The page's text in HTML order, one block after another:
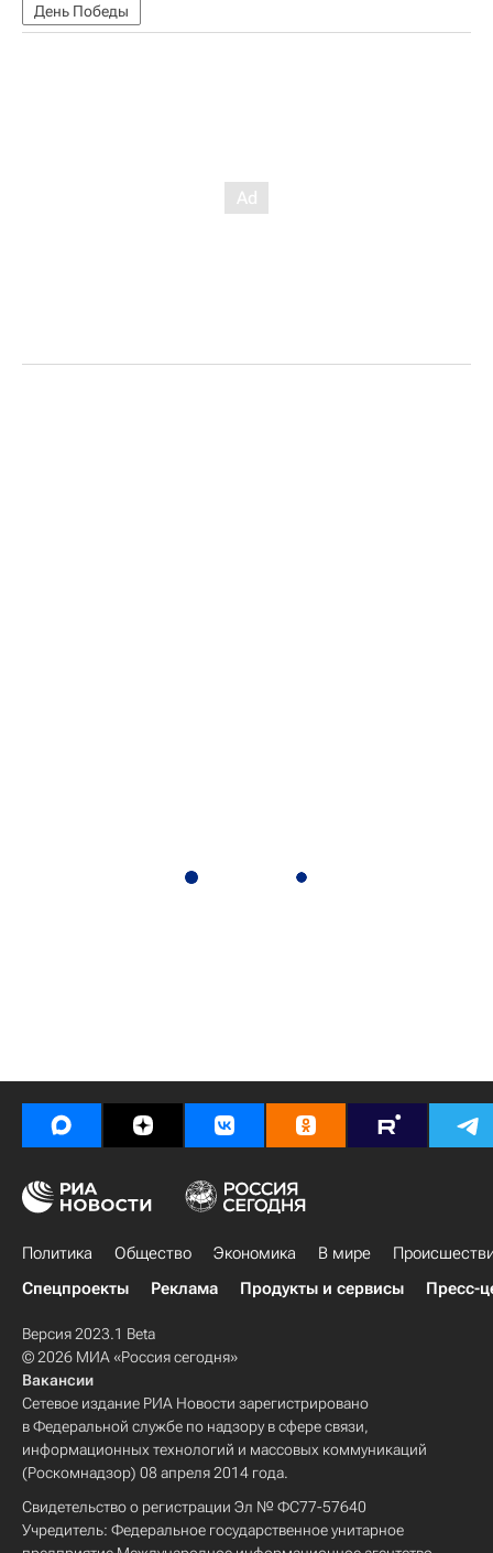
День Победы
Политика Общество Экономика В мире
Спецпроекты
Реклама Продукты и сервисы Пресс-
Версия 2023.1 Beta
© 2026 МИА «Россия сегодня»
Вакансии
Сетевое издание РИА Новости зарегистрировано
в Федеральной службе по надзору в сфере связи,
информационных технологий и массовых коммуникаций
(Роскомнадзор) 08 апреля 2014 года.
Свидетельство о регистрации Эл № ФС77-57640
Учредитель: Федеральное государственное унитарное